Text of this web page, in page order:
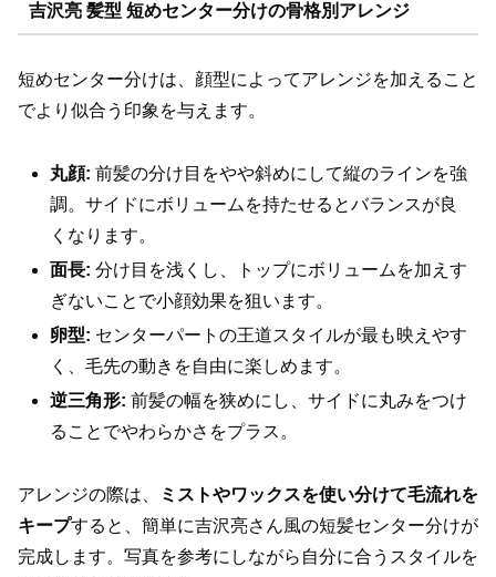
吉沢亮 髪型 短めセンター分けの骨格別アレンジ
短めセンター分けは、顔型によってアレンジを加えること
でより似合う印象を与えます。
丸顔: 前髪の分け目をやや斜めにして縦のラインを強
調。サイドにボリュームを持たせるとバランスが良
くなります。
面長: 分け目を浅くし、トップにボリュームを加えす
ぎないことで小顔効果を狙います。
卵型: センターパートの王道スタイルが最も映えやす
く、毛先の動きを自由に楽しめます。
逆三角形: 前髪の幅を狭めにし、サイドに丸みをつけ
ることでやわらかさをプラス。
アレンジの際は、
ミストやワックスを使い分けて毛流れを
キープすると、簡単に吉沢亮さん風の短髪センター分けが
完成します。写真を参考にしながら自分に合うスタイルを